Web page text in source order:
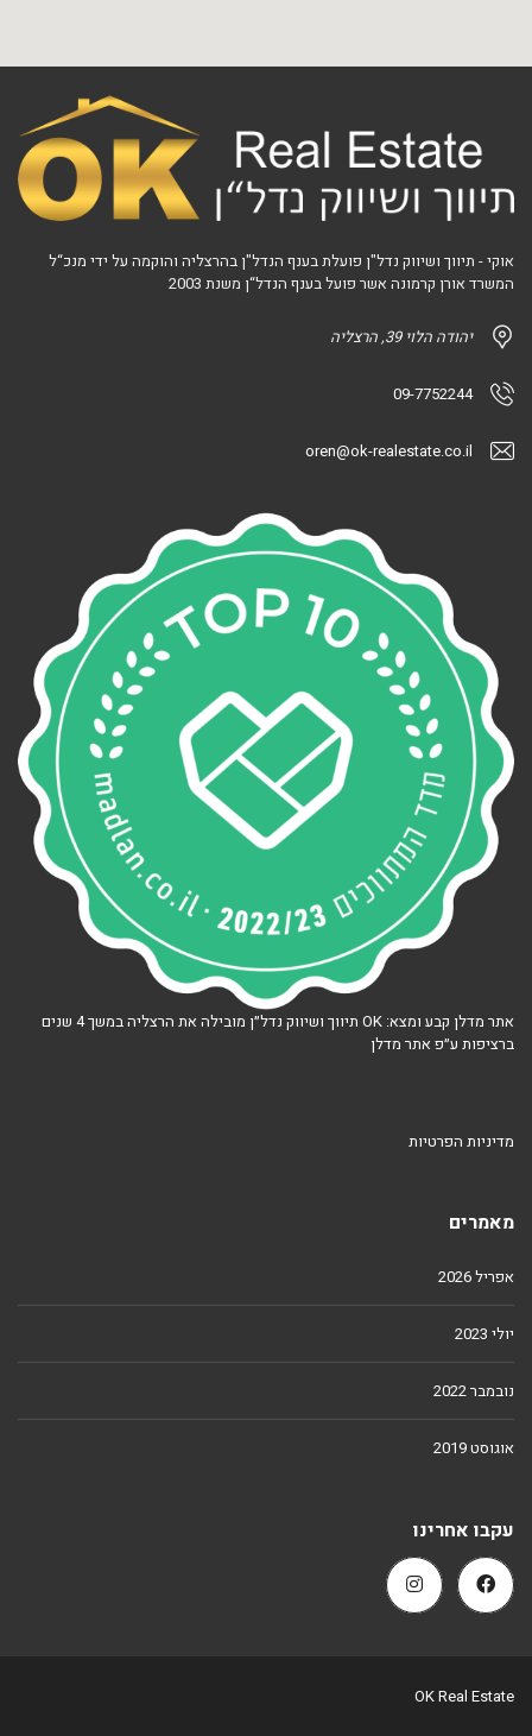
אוקי - תיווך ושיווק נדל"ן פועלת בענף הנדל"ן בהרצליה והוקמה על ידי מנכ“ל
המשרד אורן קרמונה אשר פועל בענף הנדל“ן משנת 2003
יהודה הלוי 39, הרצליה
09-7752244
oren@ok-realestate.co.il
אתר מדלן קבע ומצא: OK תיווך ושיווק נדל״ן מובילה את הרצליה במשך 4 שנים
ברציפות ע״פ אתר מדלן
מדיניות הפרטיות
מאמרים
אפריל 2026
יולי 2023
נובמבר 2022
אוגוסט 2019
עקבו אחרינו
OK Real Estate